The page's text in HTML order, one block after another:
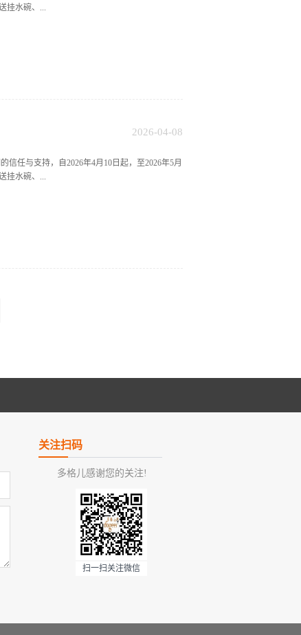
挂水碗、...
任与支持，自2026年4月10日起，至2026年5月
挂水碗、...
2026-04-08
关注扫码
多格儿感谢您的关注!
扫一扫关注微信